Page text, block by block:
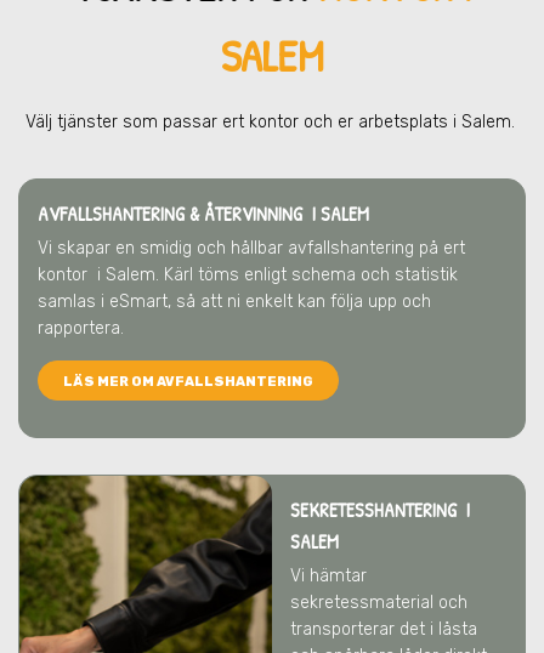
SALEM
Välj tjänster som passar ert kontor och er arbetsplats i Salem.
AVFALLSHANTERING & ÅTERVINNING I SALEM
Vi skapar en smidig och hållbar avfallshantering på ert
kontor i Salem. Kärl töms enligt schema och statistik
samlas i eSmart, så att ni enkelt kan följa upp och
rapportera.
LÄS MER OM AVFALLSHANTERING
SEKRETESSHANTERING I
SALEM
Vi hämtar
sekretessmaterial och
transporterar det i låsta